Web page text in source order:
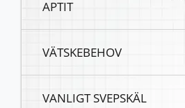
APTIT
VÄTSKEBEHOV
VANLIGT SVEPSKÄL